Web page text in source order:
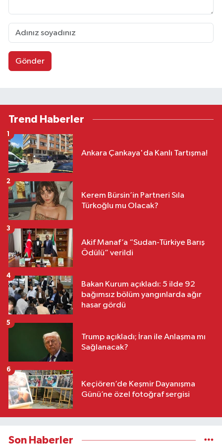
Gönder
Trend Haberler
Ankara Çankaya'da Kanlı Tartışma!
1
Kerem Bürsin’in Partneri Sıla
Türkoğlu mu Olacak?
2
Akif Manaf’a “Sudan-Türkiye Barış
Ödülü” verildi
3
Bakan Kurum açıkladı: 5 ilde 92
bağımsız bölüm yangınlarda ağır
hasar gördü
4
Trump açıkladı; İran ile Anlaşma mı
Sağlanacak?
5
Keçiören’de Keşmir Dayanışma
Günü’ne özel fotoğraf sergisi
6
Son Haberler